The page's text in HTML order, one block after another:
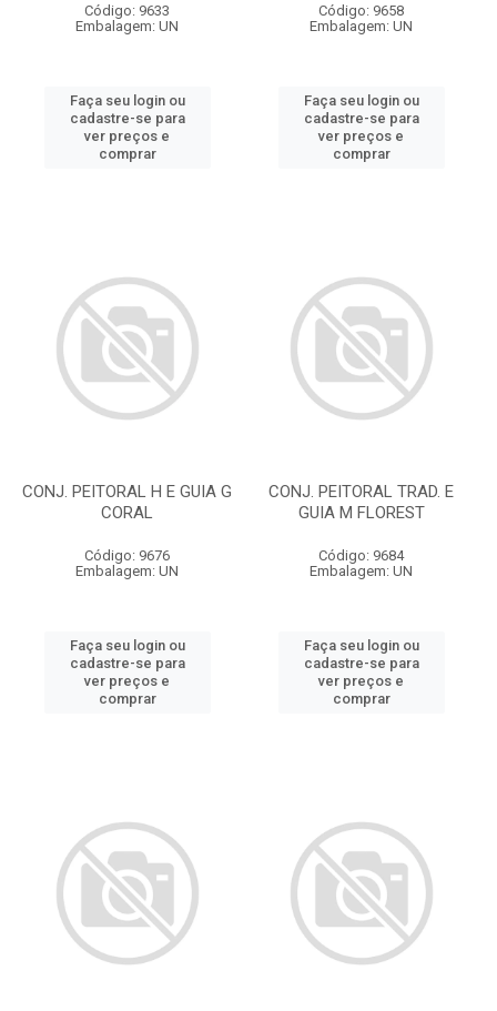
Código: 9633
Embalagem: UN
Faça seu login ou
cadastre-se para
ver preços e
comprar
Código: 9658
Embalagem: UN
Faça seu login ou
cadastre-se para
ver preços e
comprar
CONJ. PEITORAL H E GUIA G
CORAL
Código: 9676
Embalagem: UN
Faça seu login ou
cadastre-se para
ver preços e
comprar
CONJ. PEITORAL TRAD. E
GUIA M FLOREST
Código: 9684
Embalagem: UN
Faça seu login ou
cadastre-se para
ver preços e
comprar